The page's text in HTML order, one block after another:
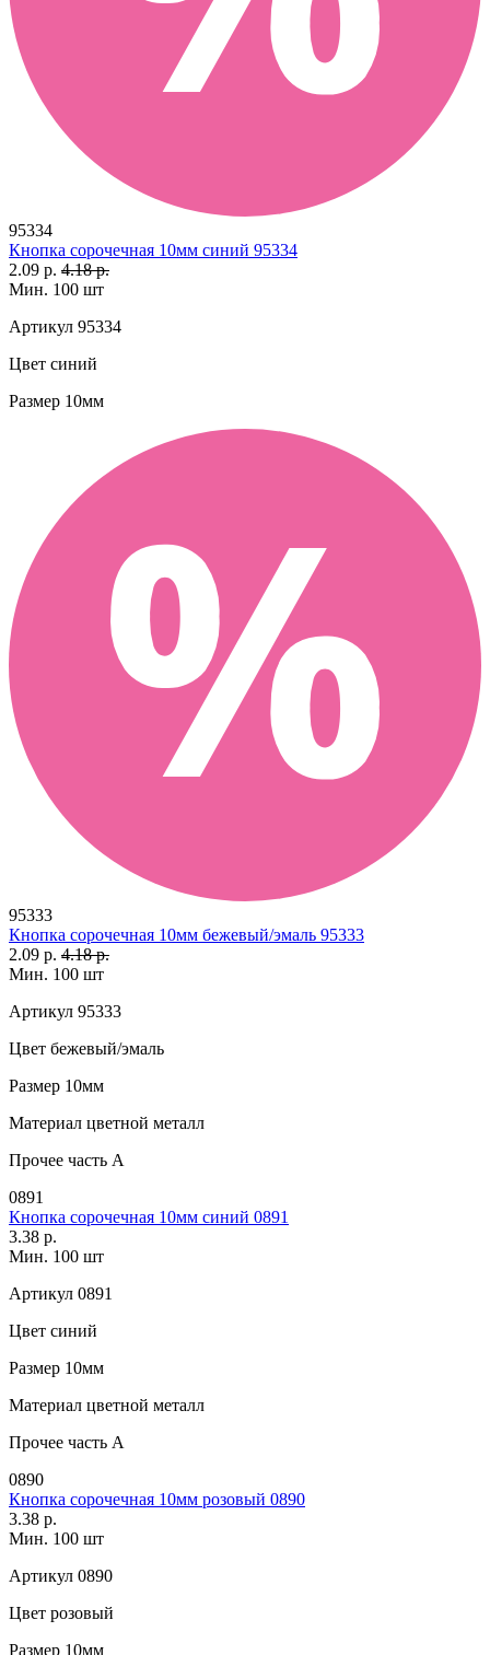
95334
Кнопка сорочечная 10мм синий 95334
2.09 р. 4.18 р.
Мин. 100 шт
Артикул 95334
Цвет синий
Размер 10мм
95333
Кнопка сорочечная 10мм бежевый/эмаль 95333
2.09 р. 4.18 р.
Мин. 100 шт
Артикул 95333
Цвет бежевый/эмаль
Размер 10мм
Материал цветной металл
Прочее часть А
0891
Кнопка сорочечная 10мм синий 0891
3.38 р.
Мин. 100 шт
Артикул 0891
Цвет синий
Размер 10мм
Материал цветной металл
Прочее часть A
0890
Кнопка сорочечная 10мм розовый 0890
3.38 р.
Мин. 100 шт
Артикул 0890
Цвет розовый
Размер 10мм